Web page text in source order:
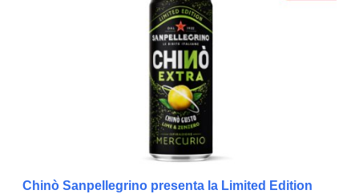
Chinò Sanpellegrino presenta la Limited Edition